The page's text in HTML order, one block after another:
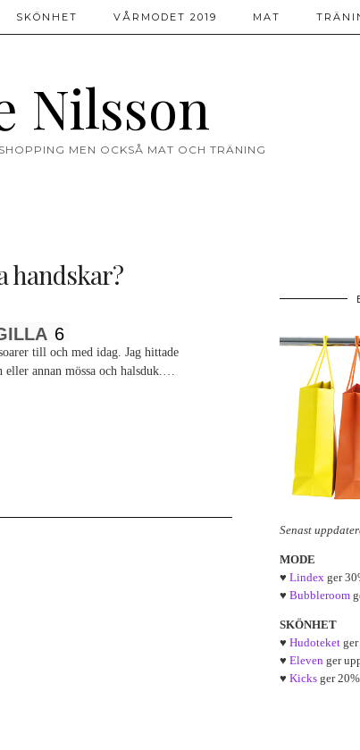
Nilsson
MEN OCKSÅ MAT OCH TRÄNING
SKÖNHET VÅRMODET 2019 MAT
handskar?
6
till och med idag. Jag hittade
eller annan mössa och halsduk.…
Senast
MODE
♥ Lindex ger
♥ Bubbleroom
SKÖNHET
♥ Hudoteket
♥ Eleven ger
♥ Kicks ger